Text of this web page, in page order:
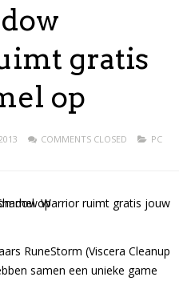
gratis
op
COMMENTS CLOSED PC
RuneStorm (Viscera Cleanup
samen een unieke game